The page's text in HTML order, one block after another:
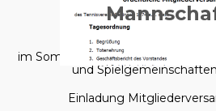
Einladung
im Sommer 2025 gehen wir mit
und